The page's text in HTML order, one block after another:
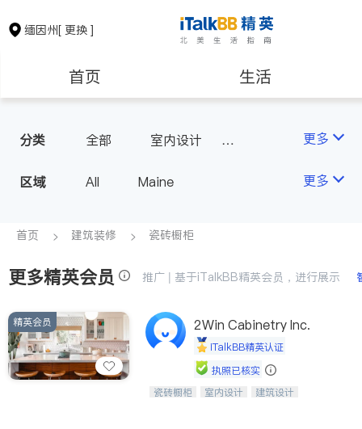
缅因州[ 更换 ]
首页 生活
房地产租售
教育
非盈利组织
分类 全部
室内设计
更多
区域 All Maine 更多
首页 建筑装修 瓷砖橱柜
更多精英会员 推广 | 基于iTalkBB精英会员，进行展示
精英会员 2Win Cabinetry Inc.
iTalkBB精英认证
执照已核实
中华橱柜石材公司以实惠的价格提供实
瓷砖橱柜 室内设计
建筑设计